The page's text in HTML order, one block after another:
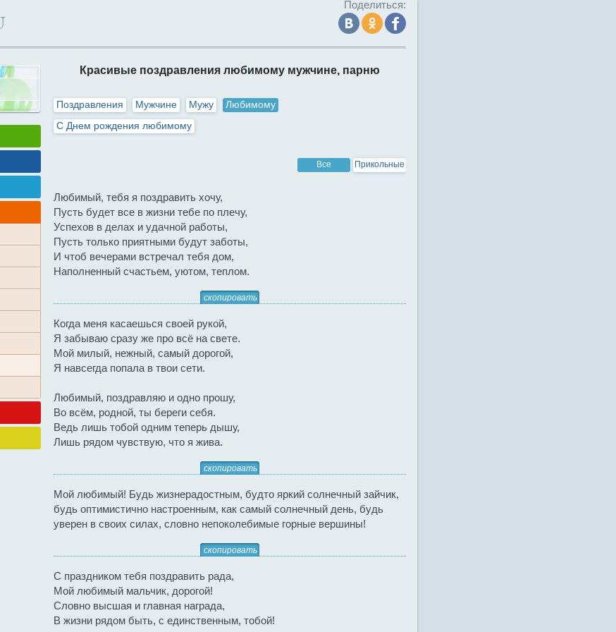
Поделиться:
Красивые поздравления любимому мужчине, парню
Поздравления Мужчине Мужу
Любимому
С Днем рождения любимому
Все Прикольные
Любимый, тебя я поздравить хочу,
Пусть будет все в жизни тебе по плечу,
Успехов в делах и удачной работы,
Пусть только приятными будут заботы,
И чтоб вечерами встречал тебя дом,
Наполненный счастьем, уютом, теплом.
скопировать
Когда меня касаешься своей рукой,
Я забываю сразу же про всё на свете.
Мой милый, нежный, самый дорогой,
Я навсегда попала в твои сети.
Любимый, поздравляю и одно прошу,
Во всём, родной, ты береги себя.
Ведь лишь тобой одним теперь дышу,
Лишь рядом чувствую, что я жива.
скопировать
Мой любимый! Будь жизнерадостным, будто яркий солнечный зайчик,
будь оптимистично настроенным, как самый солнечный день, будь
уверен в своих силах, словно непоколебимые горные вершины!
скопировать
С праздником тебя поздравить рада,
Мой любимый мальчик, дорогой!
Словно высшая и главная награда,
В жизни рядом быть, с единственным, тобой!